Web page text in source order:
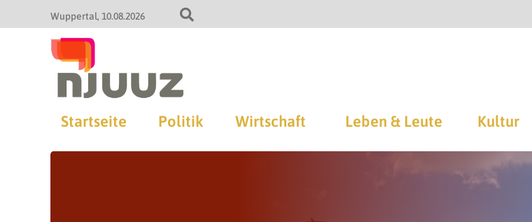
Wuppertal 10.08.2026
Startseite Politik Wirtschaft Leben & Leute Kultur